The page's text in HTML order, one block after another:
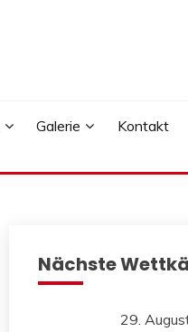
Galerie Kontakt
Nächste
29.